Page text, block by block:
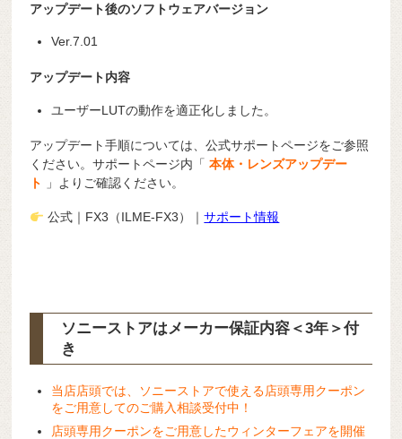
アップデート後のソフトウェアバージョン
Ver.7.01
アップデート内容
ユーザーLUTの動作を適正化しました。
アップデート手順については、公式サポートページをご参照
ください。サポートページ内「本体・レンズアップデー
ト
」よりご確認ください。
公式｜FX3（ILME-FX3）｜サポート情報
ソニーストアはメーカー保証内容 ＜3年＞付
き
当店店頭では、ソニーストアで使える店頭専用クーポン
をご用意してのご購入相談受付中！
店頭専用クーポンをご用意したウィンターフェアを開催